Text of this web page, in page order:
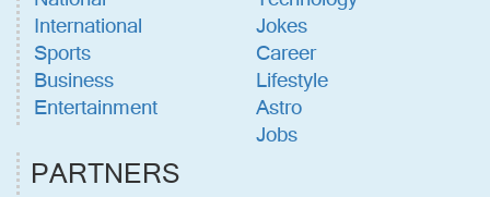
International
Sports
Business
Entertainment
Jokes
Career
Lifestyle
Astro
Jobs
PARTNERS